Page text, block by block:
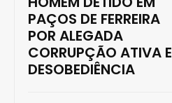
PAÇOS DE FERREIRA
POR ALEGADA
CORRUPÇÃO ATIVA E
DESOBEDIÊNCIA